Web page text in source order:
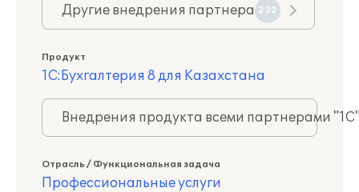
Другие внедрения партнера 232
Продукт
1С:Бухгалтерия 8 для Казахстана
Внедрения продукта всеми партнерами
Отрасль / Функциональная задача
Профессиональные услуги